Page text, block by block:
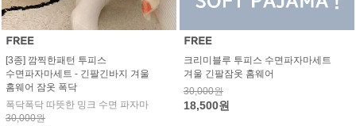
[3종] 깜찍한패턴 투피스
수면파자마세트 - 긴팔긴바지 겨울
홈웨어 잠옷 폭닥
폭닥폭닥 따뜻한 밍크 수면 파자마
30,000원
크리미블루 투피스 수면파자마세트
겨울 긴팔잠옷 홈웨어
30,000원
18,500원